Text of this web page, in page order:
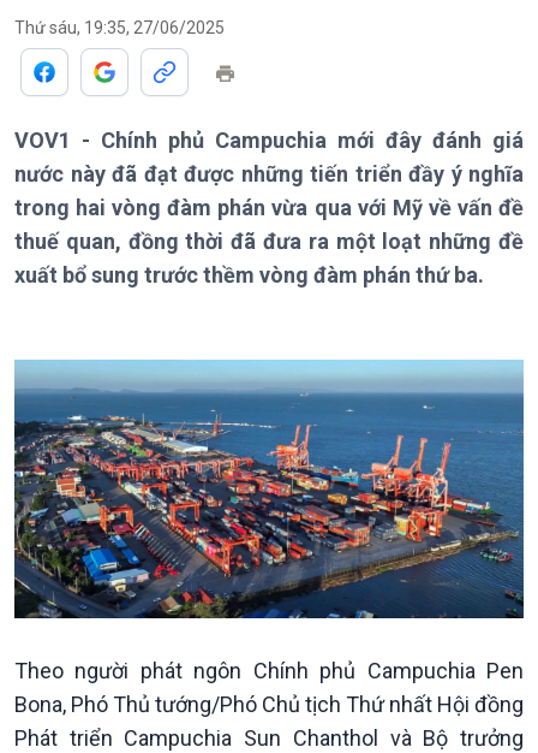
Thời sự 6h
Thời sự 12h
Thời sự 18h
Thời sự 21h30
Bản tin
Chuyên mục
Tin Chính trị
Chính phủ với người dân
Quốc hội với cử tri
Tin thế giới
Vấn đề quốc tế
Hồ sơ sự kiện quốc tế
Thứ sáu, 19:35, 27/06/2025
VOV1 - Chính phủ Campuchia mới đây đánh giá
nước này đã đạt được những tiến triển đầy ý nghĩa
trong hai vòng đàm phán vừa qua với Mỹ về vấn đề
thuế quan, đồng thời đã đưa ra một loạt những đề
xuất bổ sung trước thềm vòng đàm phán thứ ba.
Theo người phát ngôn Chính phủ Campuchia Pen
Bona, Phó Thủ tướng/Phó Chủ tịch Thứ nhất Hội đồng
Phát triển Campuchia Sun Chanthol và Bộ trưởng